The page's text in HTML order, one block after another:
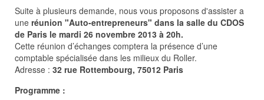
Suite à plusieurs demande, nous vous proposons d'assister a
une réunion "Auto-entrepreneurs" dans la salle du CDOS
de Paris le mardi 26 novembre 2013 à 20h.
Cette réunion d’échanges comptera la présence d’une
comptable spécialisée dans les milieux du Roller.
Adresse : 32 rue Rottembourg, 75012 Paris
Programme :